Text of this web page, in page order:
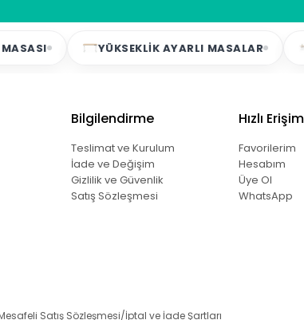
YÜKSEKLIK AYARLI MASALAR
Bilgilendirme
Teslimat ve Kurulum
İade ve Değişim
Gizlilik ve Güvenlik
Satış Sözleşmesi
Hızlı Erişim
Favorilerim
Hesabım
Üye Ol
WhatsApp
Satış Sözleşmesi İptal ve İade Şartları